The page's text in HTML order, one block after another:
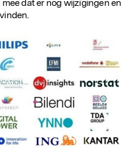
dat er nog wijzigingen en